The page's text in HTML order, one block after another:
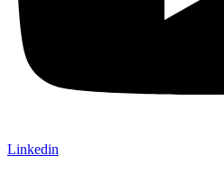
Linkedin